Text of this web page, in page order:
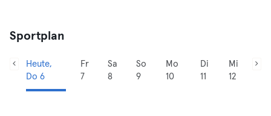
Sportplan
Heute,
Do 6
Fr
7
Sa
8
So
9
Mo
10
Di
11
Mi
12